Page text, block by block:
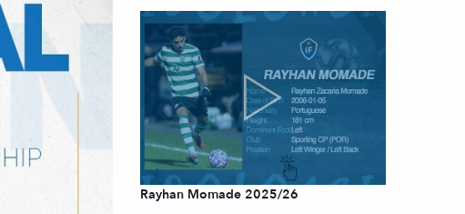
Rayhan Momade 2025/26